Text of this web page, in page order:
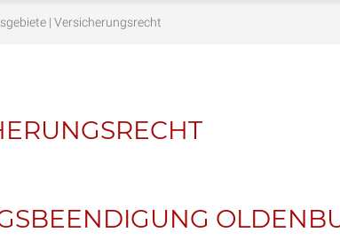
| Versicherungsrecht